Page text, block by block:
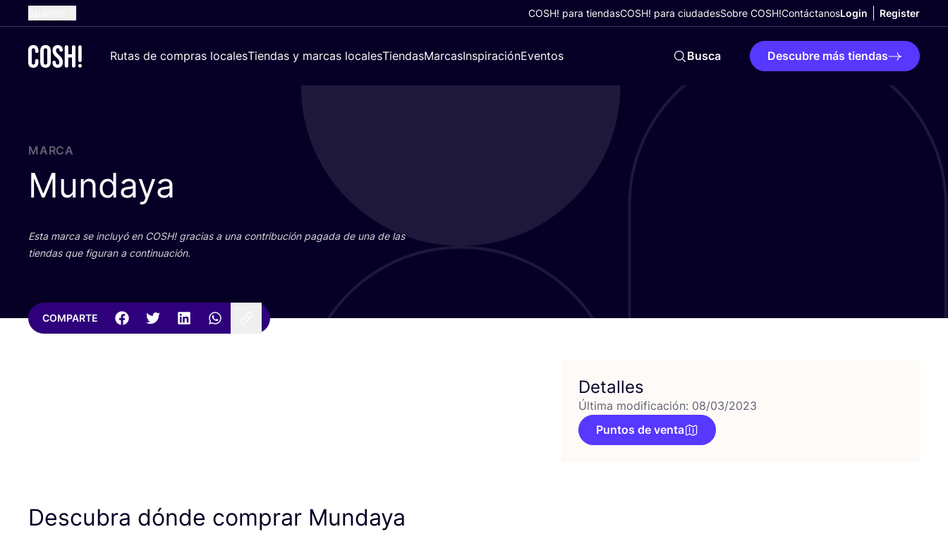
Dutch
Croatian
COSH! para tiendasCOSH! para ciudadesSobre COSH!ContáctanosLogin Register
Rutas de compras localesTiendas y marcas localesTiendasMarcasInspiraciónEventos Busca Descubre más tiendas
MARCA
Mundaya
Esta mar­ca se inclu­yó en COSH! gra­cias a una con­tri­bu­ción paga­da de una de las
tien­das que figu­ran a continuación.
COMPARTE
Detalles
Última modificación: 08/03/2023
Puntos de venta
Descubra dónde comprar Mundaya